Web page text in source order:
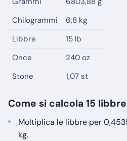
Chilogrammi
6,8 kg
Libbre
15 lb
Once
240 oz
Stone
1,07 st
Come si calcola 15
Moltiplica le libbre per
kg.